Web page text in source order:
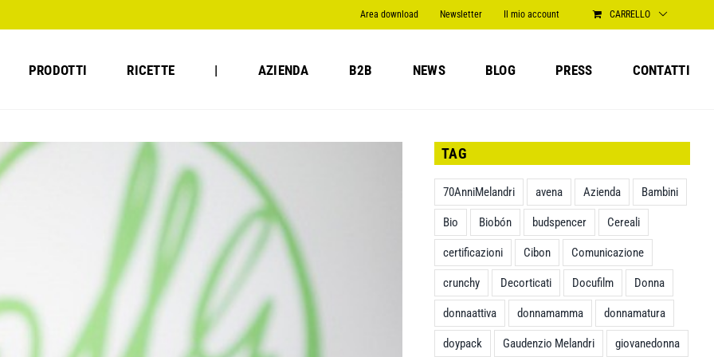
Area download Newsletter Il mio account CARRELLO
PRODOTTI RICETTE | AZIENDA B2B NEWS BLOG PRESS CONTATTI
TAG
70AnniMelandri avena Azienda Bambini
Bio Biobón budspencer Cereali
certificazioni Cibon Comunicazione
crunchy Decorticati Docufilm Donna
donnaattiva donnamamma donnamatura
doypack Gaudenzio Melandri giovanedonna